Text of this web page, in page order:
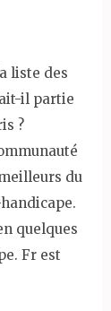
liste des
il partie
?
du
quelques
Fr est